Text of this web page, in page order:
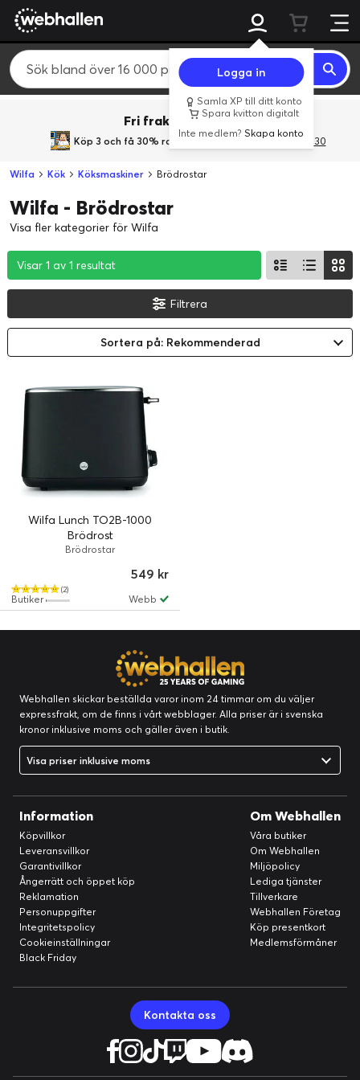
Logga in
Samla XP till ditt konto
Spara kvitton digitalt
Inte medlem?Skapa konto
Fri frakt över 800 kr.
Köp 3 och få 30% rabatt med rabattkoden 3Gives30
Wilfa Kök Köksmaskiner Brödrostar
Wilfa - Brödrostar
Visa fler kategorier för Wilfa
Visar 1 av 1 resultat
Visar 1 av 1 resultat
Visar 1 av 1 resultat
Filtrera
Sortera på: Rekommenderad
Wilfa Lunch TO2B-1000
Brödrost
Brödrostar
(2)
549 kr
Webb
Butiker
Webhallen skickar beställda varor inom 24 timmar om du väljer
expressfrakt, om de finns i vårt webblager. Alla priser är i svenska
kronor inklusive moms och gäller även i butik.
Visa priser inklusive moms
Information
Köpvillkor
Leveransvillkor
Garantivillkor
Ångerrätt och öppet köp
Reklamation
Personuppgifter
Integritetspolicy
Cookieinställningar
Black Friday
Om Webhallen
Våra butiker
Om Webhallen
Miljöpolicy
Lediga tjänster
Tillverkare
Webhallen Företag
Köp presentkort
Medlemsförmåner
Kontakta oss